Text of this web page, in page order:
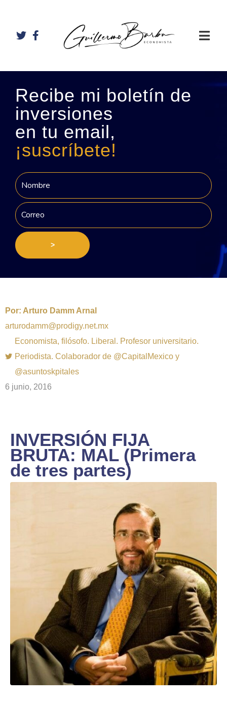
Recibe mi boletín de
inversiones
en tu email,
¡suscríbete!
>
Por: Arturo Damm Arnal
arturodamm@prodigy.net.mx
Economista, filósofo. Liberal. Profesor universitario.
Periodista. Colaborador de @CapitalMexico y
@asuntoskpitales
6 junio, 2016
INVERSIÓN FIJA
BRUTA: MAL (Primera
de tres partes)